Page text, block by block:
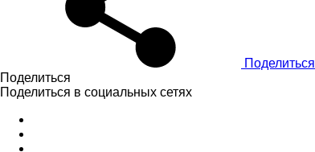
Поделиться
Поделиться
Поделиться в социальных сетях